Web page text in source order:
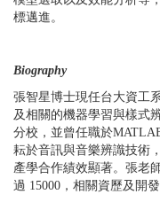
標邁進。
Biography
張智星博士現任台大資工
及相關的機器學習與樣式
分校，並曾任職於
耘於音訊與音樂辨識技術
產學合作績效顯著。張老
過 15000 ，相關資歷及開